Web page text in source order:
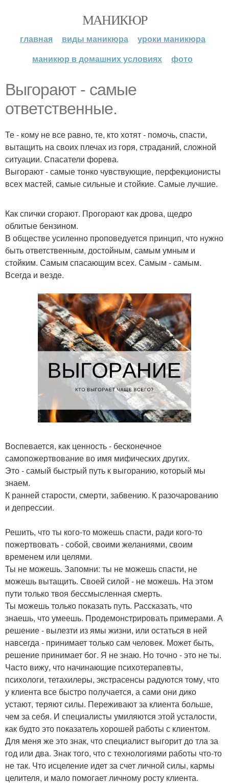
МАНИКЮР
главная виды маникюра
уроки маникюра
маникюр в домашних условиях
фото
Выгорают - самые
ответственные.
Те - кому не все равно, те, кто хотят - помочь, спасти,
вытащить на своих плечах из горя, страданий, сложной
ситуации. Спасатели форева.
Выгорают - самые тонко чувствующие, перфекционисты
всех мастей, самые сильные и стойкие. Самые лучшие.
Как спички сгорают. Прогорают как дрова, щедро
облитые бензином.
В обществе усиленно проповедуется принцип, что нужно
быть ответственным, достойным, самым умным и
стойким. Самым спасающим всех. Самым - самым.
Всегда и везде.
Воспевается, как ценность - бесконечное
самопожертвование во имя мифических других.
Это - самый быстрый путь к выгоранию, который мы
знаем.
К ранней старости, смерти, забвению. К разочарованию
и депрессии.
Решить, что ты кого-то можешь спасти, ради кого-то
пожертвовать - собой, своими желаниями, своим
временем или целями.
Ты не можешь. Запомни: ты не можешь спасти, не
можешь вытащить. Своей силой - не можешь. На этом
пути только твоя бессмысленная смерть.
Ты можешь только показать путь. Рассказать, что
знаешь, что умеешь. Продемонстрировать примерами. А
решение - вылезти из ямы жизни, или остаться в ней
навсегда - принимает только сам человек. Может быть,
решение принимает бог. Я не знаю. Но точно - это не ты.
Часто вижу, что начинающие психотерапевты,
психологи, тетахилеры, экстрасенсы радуются тому, что
у клиента все быстро получается, а сами они дико
устают, теряют силы. Переживают за клиента больше,
чем за себя. И специалисты умиляются этой усталости,
как будто это показатель хорошей работы с клиентом.
Для меня же это знак, что специалист выгорит до тла за
год или два. Знак того, что с технологиями работы что-то
не так. Что исцеление идет за счет личной силы, кармы
целителя, и мало помогает личному росту клиента.